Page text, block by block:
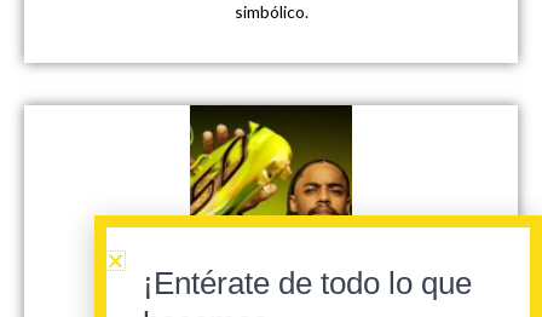
simbólico.
¡Entérate de todo lo que